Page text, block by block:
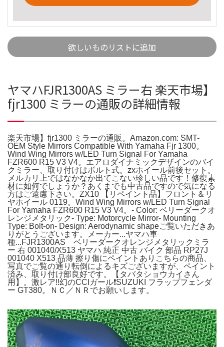
欲しいものリストに追加
ヤマハFJR1300AS ミラー右 楽天市場】
fjr1300 ミラーの通販の詳細情報
楽天市場】fjr1300 ミラーの通販。Amazon.com: SMT-
OEM Style Mirrors Compatible With Yamaha Fjr 1300。
Wind Wing Mirrors w/LED Turn Signal For Yamaha
FZR600 R15 V3 V4。エアロダイナミックデザインのバイ
クミラー、取り付けはボルト式。zxホイール前後セット。
メルカリ上ではなかなか出てこない珍しい品です！修復素
材に如何でしょうか？あくまでも中古品ですので気になる
方はご遠慮下さい。ZX10 【リペイント品】フロント＆リ
ヤホイール 0119。Wind Wing Mirrors w/LED Turn Signal
For Yamaha FZR600 R15 V3 V4。- Color: ベリーダークオ
レンジメタリック- Type: Motorcycle Mirror- Mounting
Type: Bolt-on- Design: Aerodynamic shapeご覧いただきあ
りがとうございます。メーカー...ヤマハ車
種...FJR1300AS ベリーダークオレンジメタリックミラ
ー 右 001040/X513 ヤマハ 純正 中古 バイク 部品 RP27J
001040 X513 品薄 擦り傷にペイントありこちらの商品、
写真でご覧の通り転倒によるキズございますが、ペイント
済み、取り付け部良好です。【タバタショウカイさん
用】。激レア‼️幻のCCIガール❗️SUZUKI フラップフェンダ
ー GT380。ＮＣ／ＮＲでお願いします。